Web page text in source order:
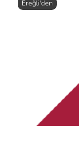
Ereğli'den